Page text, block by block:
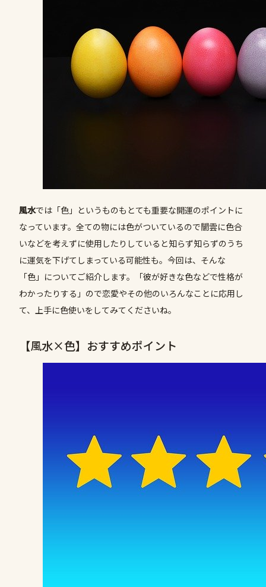
風水では「色」というものもとても重要な開運のポイントに
なっています。全ての物には色がついているので闇雲に色合
いなどを考えずに使用したりしていると知らず知らずのうち
に運気を下げてしまっている可能性も。今回は、そんな
「色」についてご紹介します。「彼が好きな色などで性格が
わかったりする」ので恋愛やその他のいろんなことに応用し
て、上手に色使いをしてみてくださいね。
【風水×色】おすすめポイント